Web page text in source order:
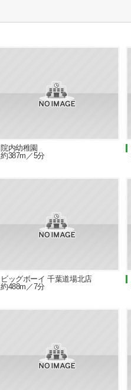
院内幼稚園
約387m／5分
ビッグボーイ 千葉道場北店
約488m／7分